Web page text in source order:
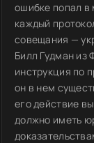
ошибке попал в
каждый
совещания —
Билл Гудман из
инструкция по
он в нем
его действие
должно иметь